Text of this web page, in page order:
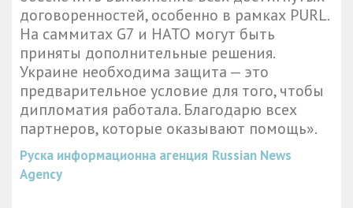
договоренностей, особенно в рамках PURL.
На саммитах G7 и НАТО могут быть
приняты дополнительные решения.
Украине необходима защита — это
предварительное условие для того, чтобы
дипломатия работала. Благодарю всех
партнеров, которые оказывают помощь».
Руска информационна агенция Russian News
Agency